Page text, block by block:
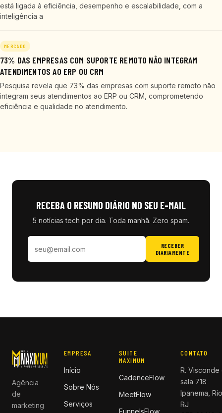
está ligada à eficiência, desempenho e escalabilidade, com a
inteligência a
MERCADO
73% DAS EMPRESAS COM SUPORTE REMOTO NÃO INTEGRAM
ATENDIMENTOS AO ERP OU CRM
Pesquisa revela que 73% das empresas com suporte remoto não
integram seus atendimentos ao ERP ou CRM, comprometendo
eficiência e qualidade no atendimento.
RECEBA O RESUMO DIÁRIO NO SEU E-MAIL
5 notícias tech por dia. Toda manhã. Zero spam.
RECEBER
DIARIAMENTE
Agência
de
marketing
EMPRESA
Início
Sobre Nós
Serviços
SUITE
MAXIMUM
CadenceFlow
MeetFlow
FunnelsFlow
CONTATO
R.
sala 718
Ipanema,
RJ